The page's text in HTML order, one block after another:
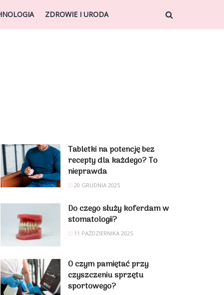
ZDROWIE I URODA
Tabletki na potencję bez
recepty dla każdego? To
nieprawda
20 GRUDNIA 2025
Do czego służy koferdam w
stomatologii?
11 PAŹDZIERNIKA 2025
O czym pamiętać przy
czyszczeniu sprzętu
sportowego?